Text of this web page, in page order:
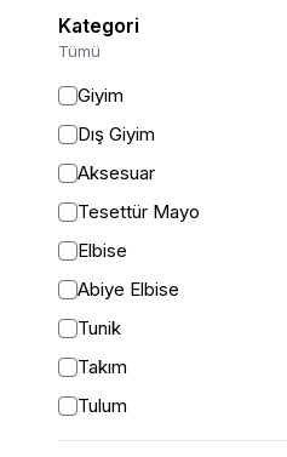
Kategori
Tümü
Giyim
Dış Giyim
Aksesuar
Tesettür Mayo
Elbise
Abiye Elbise
Tunik
Takım
Tulum
Pantolon